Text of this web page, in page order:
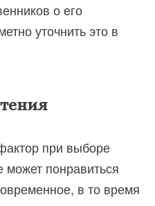
о его
уточнить это в
при выборе
понравиться
в то время